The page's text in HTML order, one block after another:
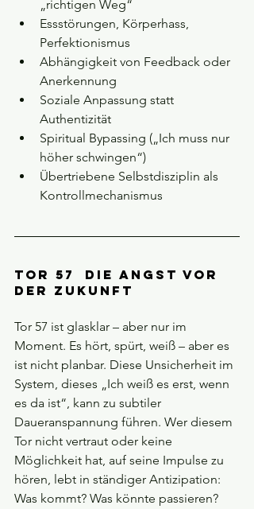
„richtigen Weg“
Essstörungen, Körperhass,
Perfektionismus
Abhängigkeit von Feedback oder
Anerkennung
Soziale Anpassung statt
Authentizität
Spiritual Bypassing („Ich muss nur
höher schwingen“)
Übertriebene Selbstdisziplin als
Kontrollmechanismus
Tor 57  Die Angst vor
der Zukunft
Tor 57 ist glasklar – aber nur im
Moment. Es hört, spürt, weiß – aber es
ist nicht planbar. Diese Unsicherheit im
System, dieses „Ich weiß es erst, wenn
es da ist“, kann zu subtiler
Daueranspannung führen. Wer diesem
Tor nicht vertraut oder keine
Möglichkeit hat, auf seine Impulse zu
hören, lebt in ständiger Antizipation:
Was kommt? Was könnte passieren?